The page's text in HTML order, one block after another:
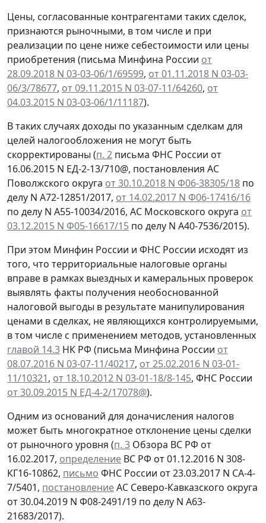
Цены, согласованные контрагентами таких сделок,
признаются рыночными, в том числе и при
реализации по цене ниже себестоимости или цены
приобретения (письма Минфина России от
28.09.2018 N 03-03-06/1/69599, от 01.11.2018 N 03-03-
06/3/78677, от 09.11.2015 N 03-07-11/64260, от
04.03.2015 N 03-03-06/1/11187).
В таких случаях доходы по указанным сделкам для
целей налогообложения не могут быть
скорректированы (п. 2 письма ФНС России от
16.06.2015 N ЕД-2-13/710@, постановления АС
Поволжского округа от 30.10.2018 N Ф06-38305/18 по
делу N А72-12851/2017, от 14.02.2017 N Ф06-17416/16
по делу N А55-10034/2016, АС Московского округа от
03.12.2015 N Ф05-16617/15 по делу N А40-7536/2015).
При этом Минфин России и ФНС России исходят из
того, что территориальные налоговые органы
вправе в рамках выездных и камеральных проверок
выявлять факты получения необоснованной
налоговой выгоды в результате манипулирования
ценами в сделках, не являющихся контролируемыми,
в том числе с применением методов, установленных
главой 14.3 НК РФ (письма Минфина России от
08.07.2016 N 03-07-11/40217, от 25.02.2016 N 03-01-
11/10321, от 18.10.2012 N 03-01-18/8-145, ФНС России
от 30.09.2015 N ЕД-4-2/17078@).
Одним из оснований для доначисления налогов
может быть многократное отклонение цены сделки
от рыночного уровня (п. 3 Обзора ВС РФ от
16.02.2017, определение ВС РФ от 01.12.2016 N 308-
КГ16-10862, письмо ФНС России от 23.03.2017 N СА-4-
7/5401, постановлениеАС Северо-Кавказского округа
от 30.04.2019 N Ф08-2491/19 по делу N А63-
21683/2017).